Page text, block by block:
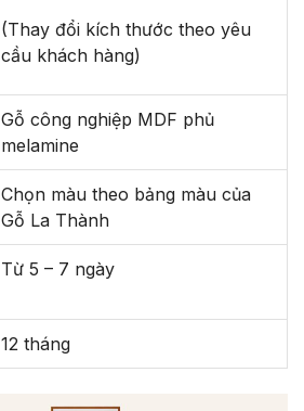
(Thay đổi kích thước theo yêu
cầu khách hàng)
Gỗ công nghiệp MDF phủ
melamine
Chọn màu theo bảng màu của
Gỗ La Thành
Từ 5 – 7 ngày
12 tháng